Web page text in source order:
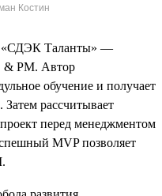
Костин
«СДЭК Таланты» —
& PM. Автор
обучение и получает
рассчитывает
перед менеджментом
MVP позволяет